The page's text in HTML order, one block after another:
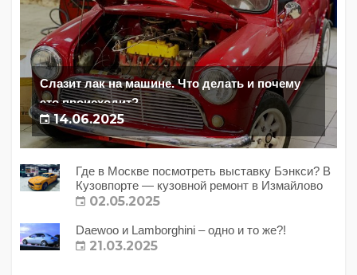
Слазит лак на машине. Что делать и почему
это происходит?
14.06.2025
Где в Москве посмотреть выставку Бэнкси? В
Кузовпорте — кузовной ремонт в Измайлово
02.05.2025
Daewoo и Lamborghini – одно и то же?!
21.03.2025